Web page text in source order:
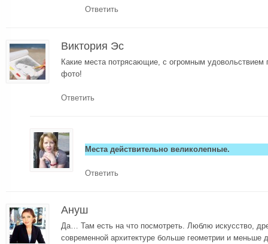
Ответить
Виктория Эс
Какие места потрясающие, с огромным удовольствием
фото!
Ответить
Места действительно великолепные.
Ответить
Ануш
Да… Там есть на что посмотреть. Люблю искусство,
современной архитектуре больше геометрии и меньше